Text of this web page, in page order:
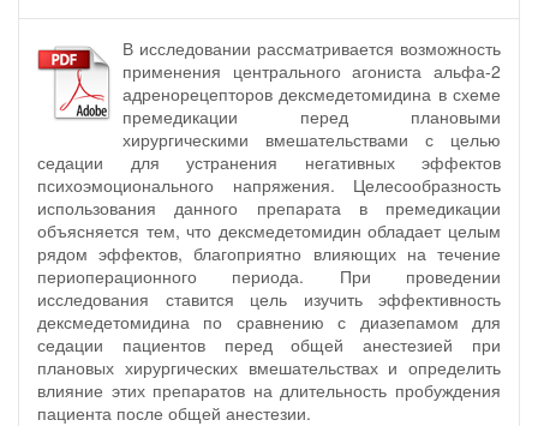
В исследовании рассматривается возможность
применения центрального агониста альфа-2
адренорецепторов дексмедетомидина в схеме
премедикации перед плановыми
хирургическими вмешательствами с целью
седации для устранения негативных эффектов
психоэмоционального напряжения. Целесообразность
использования данного препарата в премедикации
объясняется тем, что дексмедетомидин обладает целым
рядом эффектов, благоприятно влияющих на течение
периоперационного периода. При проведении
исследования ставится цель изучить эффективность
дексмедетомидина по сравнению с диазепамом для
седации пациентов перед общей анестезией при
плановых хирургических вмешательствах и определить
влияние этих препаратов на длительность пробуждения
пациента после общей анестезии.